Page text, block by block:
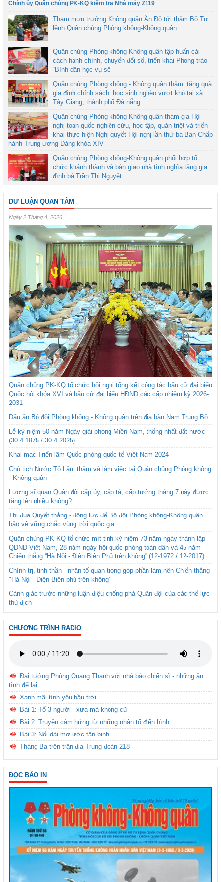
Chính ủy Quân chủng PK-KQ kiểm tra Nhà máy Z119
Tham mưu trưởng Không quân Ấn Độ tới thăm Bộ Tư
lệnh Quân chủng Phòng không-Không quân
Quân chủng Phòng không-Không quân tập huấn cải
cách hành chính, chuyển đổi số, triển khai Phong trào
“Bình dân học vụ số”
Quân chủng Phòng không - Không quân thăm, tặng quà
gia đình chính sách, học sinh nghèo vượt khó tại xã
Tây Giang, thành phố Đà nẵng
Quân chủng Phòng không-Không quân tham gia Hội
nghị toàn quốc nghiên cứu, học tập, quán triệt và triển
khai thực hiện Nghị quyết Hội nghị lần thứ ba Ban Chấp
hành Trung ương Đảng khóa XIV
Quân chủng Phòng không-Không quân phối hợp tổ
chức khánh thành và bàn giao nhà tình nghĩa tặng gia
đình bà Trần Thị Nguyệt
DƯ LUẬN QUAN TÂM
Ngày 2 Tháng 4, 2026
Quân chủng PK-KQ tổ chức hội nghị tổng kết công tác bầu cử đại biểu
Quốc hội khóa XVI và bầu cử đại biểu HĐND các cấp nhiệm kỳ 2026-
2031
Dấu ấn Bộ đội Phòng không - Không quân trên địa bàn Nam Trung Bộ
Lễ kỷ niệm 50 năm Ngày giải phóng Miền Nam, thống nhất đất nước
(30-4-1975 / 30-4-2025)
Khai mạc Triển lãm Quốc phòng quốc tế Việt Nam 2024
Chủ tịch Nước Tô Lâm thăm và làm việc tại Quân chủng Phòng không
- Không quân
Lương sĩ quan Quân đội cấp úy, cấp tá, cấp tướng tháng 7 này được
tăng lên nhiều không?
Thi đua Quyết thắng - động lực để Bộ đội Phòng không-Không quân
bảo vệ vững chắc vùng trời quốc gia
Quân chủng PK-KQ tổ chức mít tinh kỷ niệm 73 năm ngày thành lập
QĐND Việt Nam, 28 năm ngày hội quốc phòng toàn dân và 45 năm
Chiến thắng “Hà Nội - Điện Biên Phủ trên không” (12-1972 / 12-2017)
Chính trị, tinh thần - nhân tố quan trọng góp phần làm nên Chiến thắng
"Hà Nội - Điện Biên phủ trên không"
Cảnh giác trước những luận điệu chống phá Quân đội của các thế lực
thù địch
CHƯƠNG TRÌNH RADIO
Đại tướng Phùng Quang Thanh với nhà báo chiến sĩ - những ân
tình để lại
Xanh mãi tình yêu bầu trời
Bài 1: Tổ 3 người - xưa mà không cũ
Bài 2: Truyền cảm hứng từ những nhân tố điển hình
Bài 3: Nối dài mơ ước tân binh
Tháng Ba trên trận địa Trung đoàn 218
ĐỌC BÁO IN